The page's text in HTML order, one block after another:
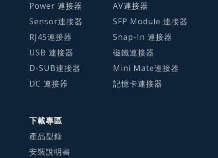
Power 連接器
Sensor連接器
RJ45連接器
USB 連接器
D-SUB連接器
DC 連接器
AV連接器
SFP Module 連接器
Snap-In 連接器
磁鐵連接器
Mini Mate連接器
記憶卡連接器
下載專區
產品型錄
安裝說明書